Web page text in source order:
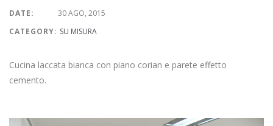
DATE:
30 AGO, 2015
CATEGORY: SU MISURA
Cucina laccata bianca con piano corian e parete effetto
cemento.